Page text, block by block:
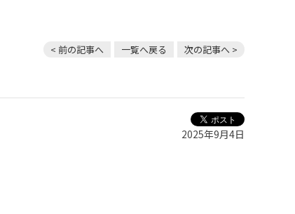
< 前の記事へ 一覧へ戻る 次の記事へ >
2025年9月4日